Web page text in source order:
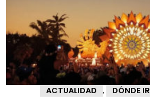
ACTUALIDAD , DÓNDE IR